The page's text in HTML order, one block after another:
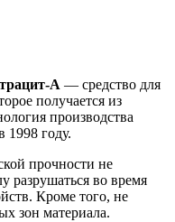
А — средство для
получается из
производства
1998 году.
прочности не
разрушаться во время
Кроме того, не
зон материала.